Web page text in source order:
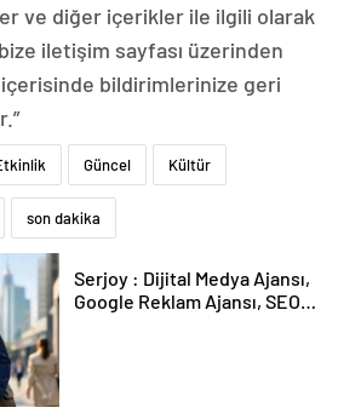
ve diğer içerikler ile ilgili olarak
iletişim sayfası üzerinden
bildirimlerinize geri
Güncel Kültür
son dakika
Serjoy : Dijital Medya Ajansı,
Google Reklam Ajansı, SEO